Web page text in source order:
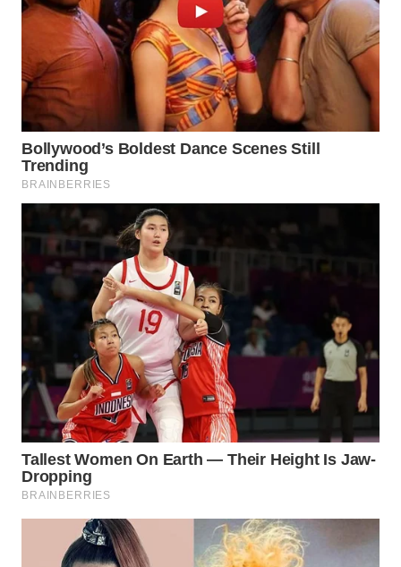
WN
SIMALUNGUN
WN
LABUHANBATU
WN
TAPANULI
TENGAH
WN DELI
SERDANG
WN
TEBING
WN
PAKPAK
WN
KARAWANG